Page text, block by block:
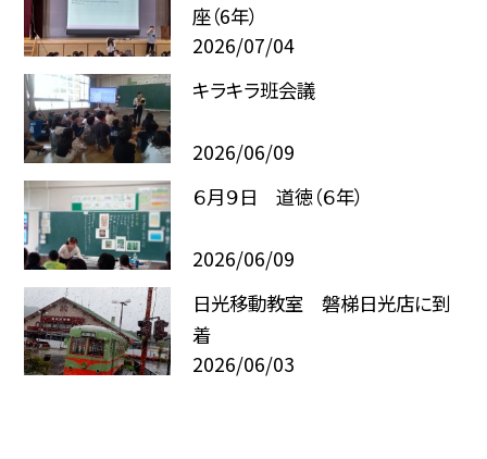
座（6年）
2026/07/04
キラキラ班会議
2026/06/09
６月９日 道徳（６年）
2026/06/09
日光移動教室 磐梯日光店に到
着
2026/06/03